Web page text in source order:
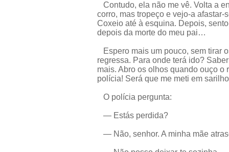
Contudo, ela não me vê. Volta a
corro, mas tropeço e vejo-a
Coxeio até à esquina. Depois,
depois da morte do meu pai…
Espero mais um pouco, sem tirar
regressa. Para onde terá ido?
mais. Abro os olhos quando ouço o
polícia! Será que me meti em
O polícia pergunta:
— Estás perdida?
— Não, senhor. A minha mãe